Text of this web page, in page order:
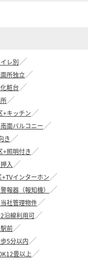
レ別
所独立
粧台
+キッチン
面バルコニー
き
+照明付き
入
インターホン
報器（報知機）
社管理物件
沿線利用可
前
5分以内
畳以上